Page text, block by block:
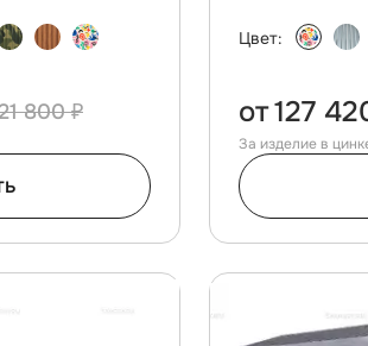
800 ₽
Цвет:
от127
За изделие в